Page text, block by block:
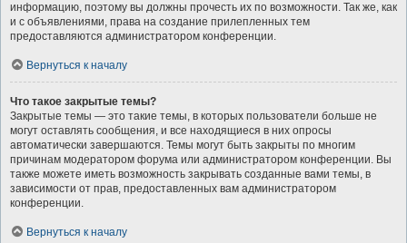
информацию, поэтому вы должны прочесть их по возможности. Так же, как
и с объявлениями, права на создание прилепленных тем
предоставляются администратором конференции.
Вернуться к началу
Что такое закрытые темы?
Закрытые темы — это такие темы, в которых пользователи больше не
могут оставлять сообщения, и все находящиеся в них опросы
автоматически завершаются. Темы могут быть закрыты по многим
причинам модератором форума или администратором конференции. Вы
также можете иметь возможность закрывать созданные вами темы, в
зависимости от прав, предоставленных вам администратором
конференции.
Вернуться к началу